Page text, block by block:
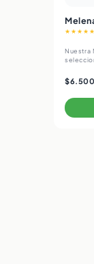
★★★★★
Nuestra
$6.500